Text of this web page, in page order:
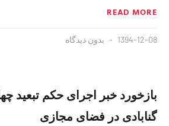
READ MORE
1394-12-08 بدون دیدگاه
بازخورد خبر اجراى حکم تبعید
گنابادى در فضاى مجازى